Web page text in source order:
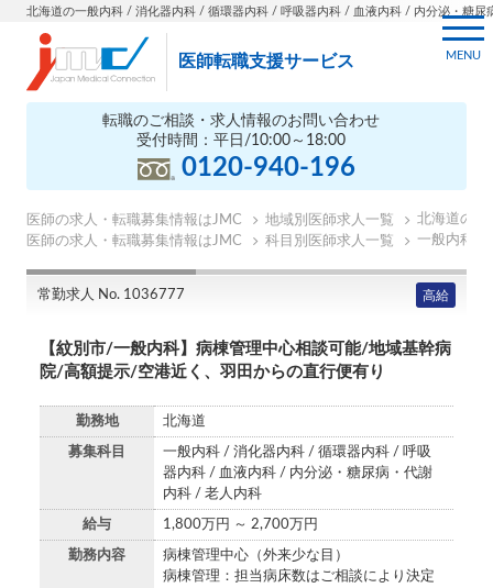
北海道の一般内科 / 消化器内科 / 循環器内科 / 呼吸器内科 / 血液内科 / 内分泌・糖尿
医師転職支援サービス
転職のご相談・求人情報のお問い合わせ
受付時間：平日/10:00～18:00
0120-940-196
MENU
医師の求人・転職募集情報はJMC 地域別医師求人一覧
北海道の医
医師の求人・転職募集情報はJMC
科目別医師求人一覧 一般内科の
常勤求人 No. 1036777 高給
【紋別市/一般内科】病棟管理中心相談可能/地域基幹病
院/高額提示/空港近く、羽田からの直行便有り
勤務地 北海道
募集科目
一般内科 / 消化器内科 / 循環器内科 / 呼吸
器内科 / 血液内科 / 内分泌・糖尿病・代謝
内科 / 老人内科
給与 1,800万円 ～ 2,700万円
勤務内容
病棟管理中心（外来少な目）
病棟管理：担当病床数はご相談により決定